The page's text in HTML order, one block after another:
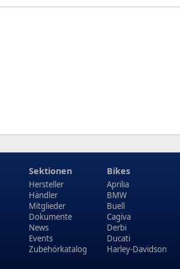
Sektionen
Hersteller
Händler
Mitglieder
Dokumente
News
Events
Zubehörkatalog
Bikes
Aprilia
BMW
Buell
Cagiva
Derbi
Ducati
Harley-Davidson